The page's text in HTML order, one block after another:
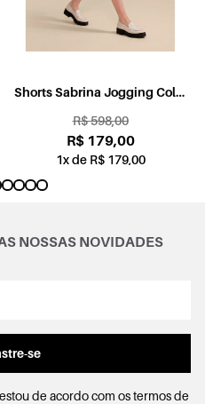
Shorts Sabrina Jogging Color
R$ 598,00
R$ 179,00
1x de R$ 179,00
NOSSAS NOVIDADES
se
de acordo com ostermos de